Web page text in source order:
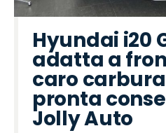
Hyundai i20
adatta a
caro
pronta
Jolly Auto